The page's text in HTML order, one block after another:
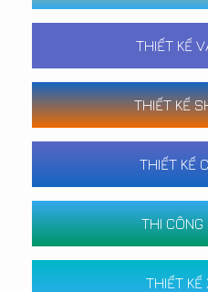
THIẾT KẾ
THIẾT KẾ
THIẾT KẾ
THI CÔNG
THIẾT KẾ